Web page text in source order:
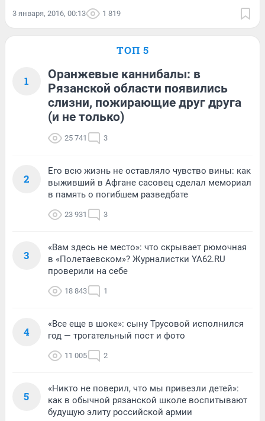
3 января, 2016, 00:13 1 819
ТОП 5
1
Оранжевые каннибалы: в
Рязанской области появились
слизни, пожирающие друг друга
(и не только)
25 741 3
2
Его всю жизнь не оставляло чувство вины: как
выживший в Афгане сасовец сделал мемориал
в память о погибшем разведбате
23 931 3
3
«Вам здесь не место»: что скрывает рюмочная
в «Полетаевском»? Журналистки YA62.RU
проверили на себе
18 843 1
4
«Все еще в шоке»: сыну Трусовой исполнился
год — трогательный пост и фото
11 005 2
5
«Никто не поверил, что мы привезли детей»:
как в обычной рязанской школе воспитывают
будущую элиту российской армии